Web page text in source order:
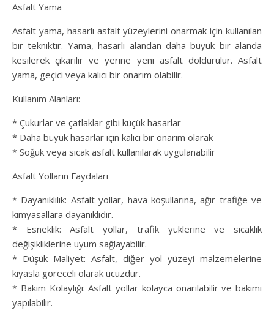
Asfalt Yama
Asfalt yama, hasarlı asfalt yüzeylerini onarmak için kullanılan
bir tekniktir. Yama, hasarlı alandan daha büyük bir alanda
kesilerek çıkarılır ve yerine yeni asfalt doldurulur. Asfalt
yama, geçici veya kalıcı bir onarım olabilir.
Kullanım Alanları:
* Çukurlar ve çatlaklar gibi küçük hasarlar
* Daha büyük hasarlar için kalıcı bir onarım olarak
* Soğuk veya sıcak asfalt kullanılarak uygulanabilir
Asfalt Yolların Faydaları
* Dayanıklılık: Asfalt yollar, hava koşullarına, ağır trafiğe ve
kimyasallara dayanıklıdır.
* Esneklik: Asfalt yollar, trafik yüklerine ve sıcaklık
değişikliklerine uyum sağlayabilir.
* Düşük Maliyet: Asfalt, diğer yol yüzeyi malzemelerine
kıyasla göreceli olarak ucuzdur.
* Bakım Kolaylığı: Asfalt yollar kolayca onarılabilir ve bakımı
yapılabilir.